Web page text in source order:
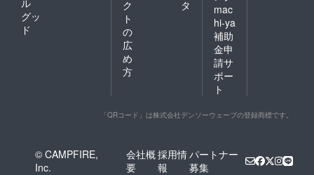
グッ
ド
ク
ト
の
広
め
方
タ
mac
hi-ya
補助
金申
請サ
ポー
ト
「QRコード」は株式会社デンソーウェーブの登録商標です。
© CAMPFIRE,
Inc.
会社概
要
採用情
報
パートナー
募集